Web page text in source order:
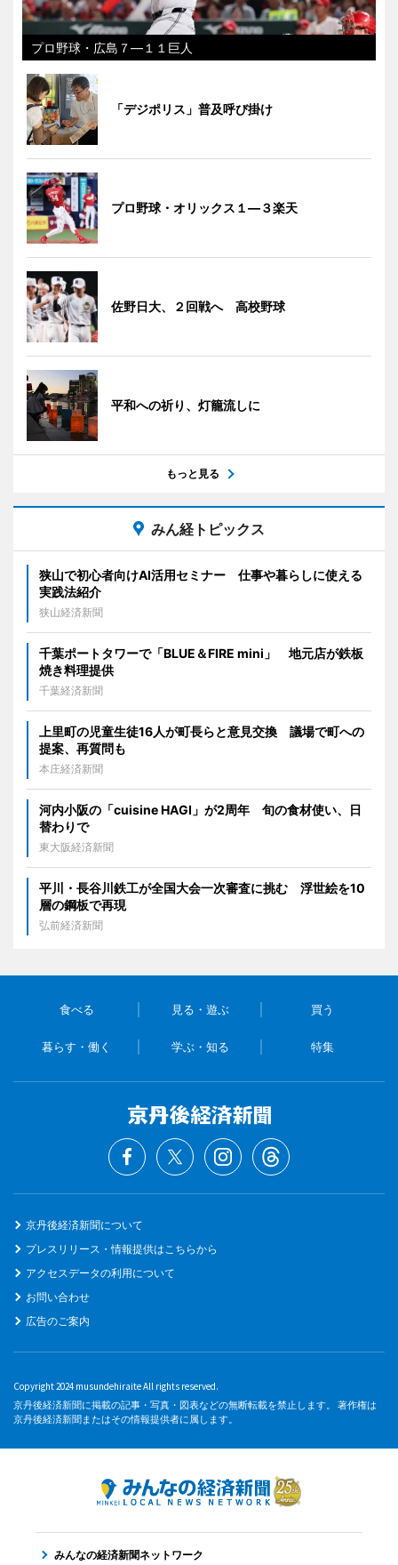
プロ野球・広島７―１１巨人
「デジポリス」普及呼び掛け
プロ野球・オリックス１―３楽天
佐野日大、２回戦へ 高校野球
平和への祈り、灯籠流しに
もっと見る
みん経トピックス
狭山で初心者向けAI活用セミナー 仕事や暮らしに使える
実践法紹介
狭山経済新聞
千葉ポートタワーで「BLUE＆FIRE mini」 地元店が鉄板
焼き料理提供
千葉経済新聞
上里町の児童生徒16人が町長らと意見交換 議場で町への
提案、再質問も
本庄経済新聞
河内小阪の「cuisine HAGI」が2周年 旬の食材使い、日
替わりで
東大阪経済新聞
平川・長谷川鉄工が全国大会一次審査に挑む 浮世絵を10
層の鋼板で再現
弘前経済新聞
食べる 見る・遊ぶ 買う
暮らす・働く 学ぶ・知る 特集
京丹後経済新聞について
プレスリリース・情報提供はこちらから
アクセスデータの利用について
お問い合わせ
広告のご案内
Copyright 2024 musundehiraite All rights reserved.
京丹後経済新聞に掲載の記事・写真・図表などの無断転載を禁止します。 著作権は
京丹後経済新聞またはその情報提供者に属します。
みんなの経済新聞ネットワーク